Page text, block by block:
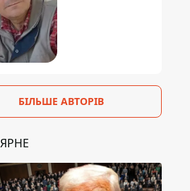
БІЛЬШЕ АВТОРІВ